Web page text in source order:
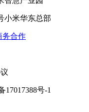
小米华东总部
务合作
17017388号-1